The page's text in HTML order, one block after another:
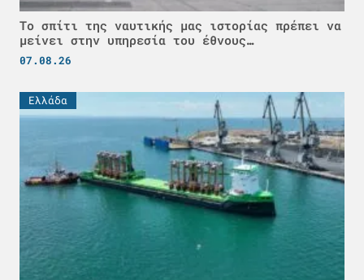
Το σπίτι της ναυτικής μας ιστορίας πρέπει να
μείνει στην υπηρεσία του έθνους…
07.08.26
Ελλάδα